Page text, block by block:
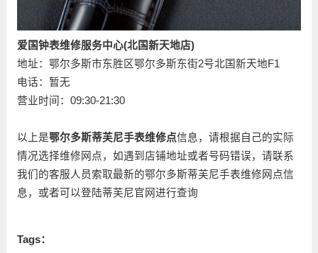
爱国钟表维修服务中心(北国新天地店)
地址：鄂尔多斯市东胜区鄂尔多斯东街2号北国新天地F1
电话：暂无
营业时间：09:30-21:30
以上是鄂尔多斯蒂芙尼手表维修点信息，请根据自己的实际
情况选择维修网点，如遇到店铺地址或者号码错误，请联系
我们的客服人员索取最新的鄂尔多斯蒂芙尼手表维修网点信
息，或者可以登陆蒂芙尼官网进行查询
Tags：